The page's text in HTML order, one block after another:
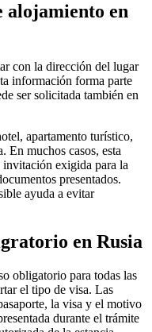
alojamiento en
con la dirección del lugar
información forma parte
ser solicitada también en
apartamento turístico,
En muchos casos, esta
exigida para la
presentados.
ayuda a evitar
en Rusia
obligatorio para todas las
el tipo de visa. Las
la visa y el motivo
durante el trámite